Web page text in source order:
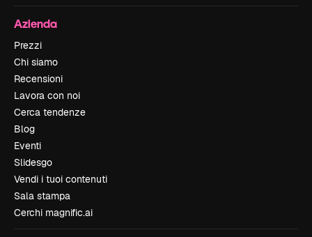
Azienda
Prezzi
Chi siamo
Recensioni
Lavora con noi
Cerca tendenze
Blog
Eventi
Slidesgo
Vendi i tuoi contenuti
Sala stampa
Cerchi magnific.ai